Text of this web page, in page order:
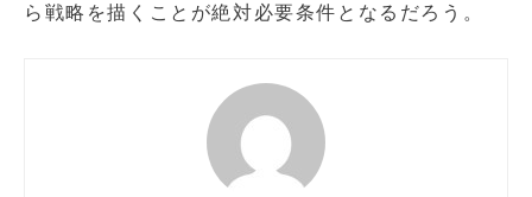
ら戦略を描くことが絶対必要条件となるだろう。